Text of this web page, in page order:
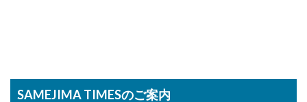
SAMEJIMA TIMESのご案内